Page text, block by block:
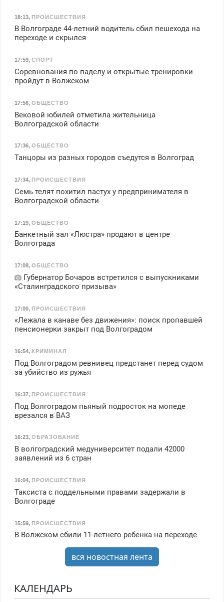
18:13, ПРОИСШЕСТВИЯ
В Волгограде 44-летний водитель сбил пешехода на
переходе и скрылся
17:59, СПОРТ
Соревнования по паделу и открытые тренировки
пройдут в Волжском
17:56, ОБЩЕСТВО
Вековой юбилей отметила жительница
Волгоградской области
17:36, ОБЩЕСТВО
Танцоры из разных городов съедутся в Волгоград
17:34, ПРОИСШЕСТВИЯ
Семь телят похитил пастух у предпринимателя в
Волгоградской области
17:19, ОБЩЕСТВО
Банкетный зал «Люстра» продают в центре
Волгограда
17:08, ОБЩЕСТВО
Губернатор Бочаров встретился с выпускниками
«Сталинградского призыва»
17:00, ПРОИСШЕСТВИЯ
«Лежала в канаве без движения»: поиск пропавшей
пенсионерки закрыт под Волгоградом
16:54, КРИМИНАЛ
Под Волгоградом ревнивец предстанет перед судом
за убийство из ружья
16:37, ПРОИСШЕСТВИЯ
Под Волгоградом пьяный подросток на мопеде
врезался в ВАЗ
16:23, ОБРАЗОВАНИЕ
В волгоградский медуниверситет подали 42000
заявлений из 6 стран
16:04, ПРОИСШЕСТВИЯ
Таксиста с поддельными правами задержали в
Волгограде
15:59, ПРОИСШЕСТВИЯ
В Волжском сбили 11-летнего ребенка на переходе
вся новостная лента
КАЛЕНДАРЬ